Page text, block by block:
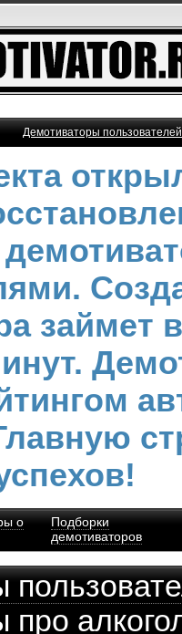
Демотиваторы
займет
о
Подборки
демотиваторов